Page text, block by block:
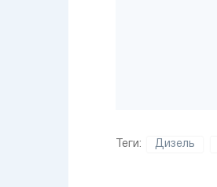
Теги: Дизель